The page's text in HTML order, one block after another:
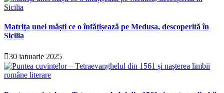
Matrița unei măști ce o înfățișează pe Medusa, descoperită în
Sicilia
30 ianuarie 2025